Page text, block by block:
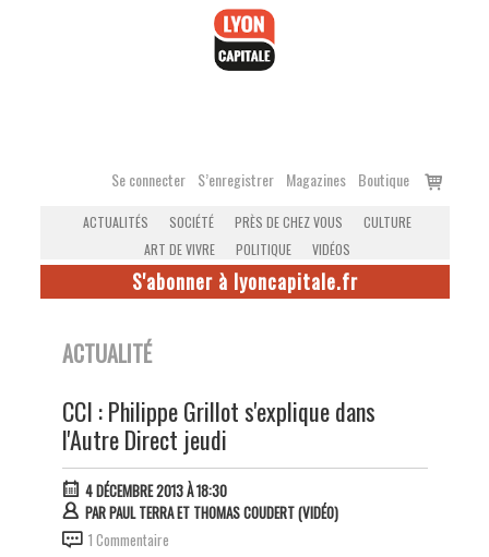
Se connecter S’enregistrer Magazines Boutique
Voir
ACTUALITÉS SOCIÉTÉ PRÈS DE CHEZ VOUS
CULTURE
ART DE VIVRE
POLITIQUE VIDÉOS
S'abonner à lyoncapitale.fr
ACTUALITÉ
CCI : Philippe Grillot s'explique dans
l'Autre Direct jeudi
4 DÉCEMBRE 2013 À 18:30
PARPAUL TERRA ET THOMAS COUDERT (VIDÉO)
1 Commentaire